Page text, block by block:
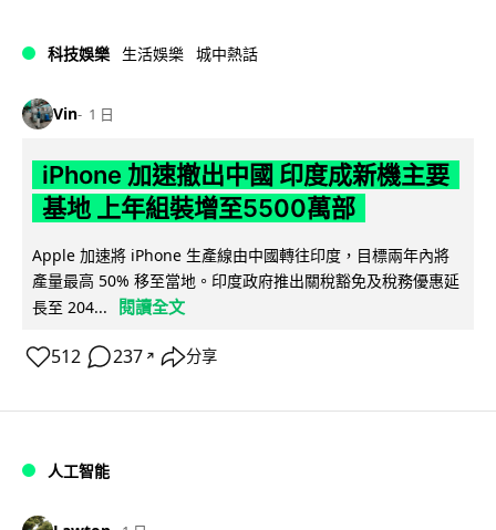
科技娛樂 生活娛樂 城中熱話
Vin 1 日
iPhone 加速撤出中國 印度成新機主要
基地 上年組裝增至5500萬部
Apple 加速將 iPhone 生產線由中國轉往印度，目標兩年內將
產量最高 50% 移至當地。印度政府推出關稅豁免及稅務優惠延
長至 204...
閱讀全文
512 237 ↗ 分享
人工智能